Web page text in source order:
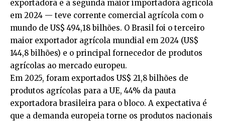
exportadora e a segunda maior importadora agrícola
em 2024 — teve corrente comercial agrícola com o
mundo de US$ 494,18 bilhões. O Brasil foi o terceiro
maior exportador agrícola mundial em 2024 (US$
144,8 bilhões) e o principal fornecedor de produtos
agrícolas ao mercado europeu.
Em 2025, foram exportados US$ 21,8 bilhões de
produtos agrícolas para a UE, 44% da pauta
exportadora brasileira para o bloco. A expectativa é
que a demanda europeia torne os produtos nacionais